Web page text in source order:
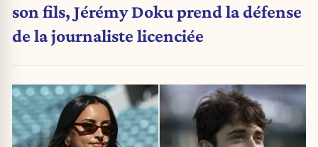
son fils, Jérémy Doku prend la défense
de la journaliste licenciée